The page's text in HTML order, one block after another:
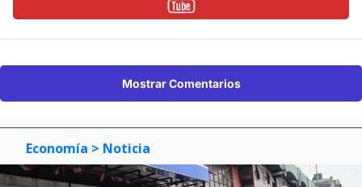
Mostrar Comentarios
Economía > Noticia